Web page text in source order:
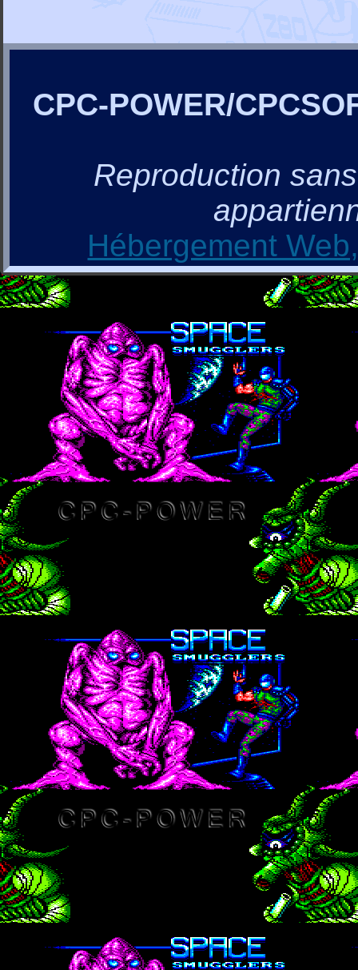
CPC-POWER/
Reproduction
Hébergement